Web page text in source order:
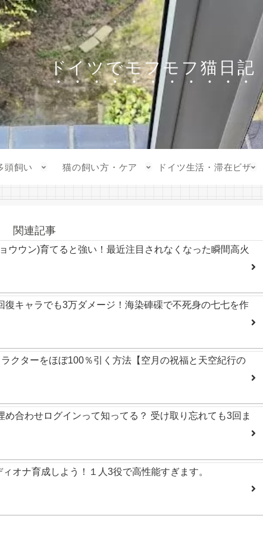
ドイツでモフモフ猫日記
頭飼い 猫の飼い方・ケア ドイツ生活・滞在ビザ
関連記事
ウウン)育てると強い！最近注目されなくなった瞬間高火
復キャラでも3万ダメージ！海染硨磲で不死身の七七を作
クターをほぼ100％引く方法【空月の祝福と天空紀行の
め合わせログインって知ってる？ 受け取り忘れても3回ま
オナ育成しよう！１人3役で高性能すぎます。